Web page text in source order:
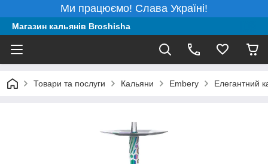
Ми працюємо! Слава Україні!
Магазин кальянів Broshisha
Товари та послуги Кальяни Embery Елегантний